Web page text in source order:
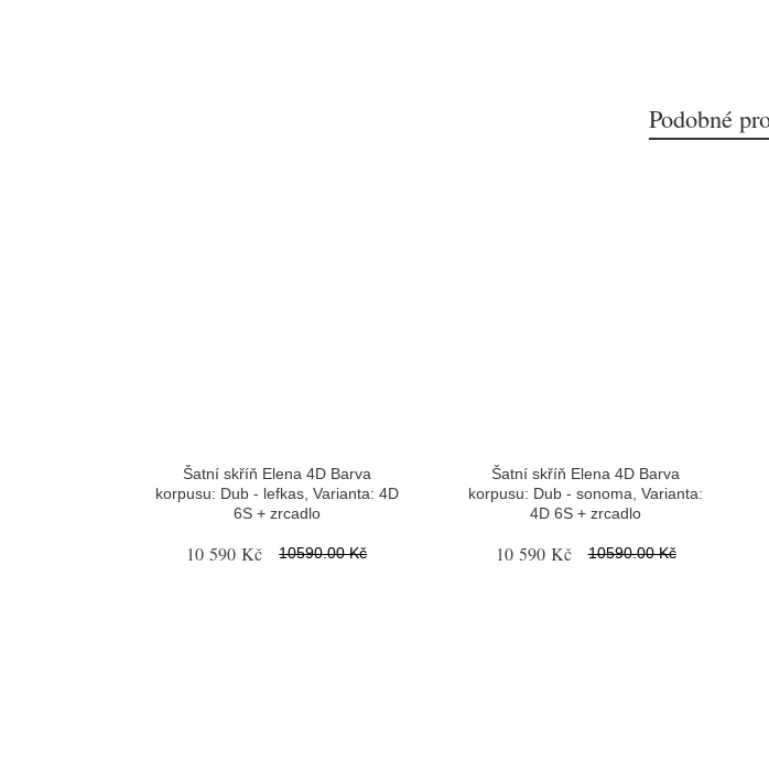
Podobné
Šatní skříň Elena 4D Barva
korpusu: Dub - lefkas, Varianta: 4D
6S + zrcadlo
10 590 Kč 10590.00 Kč
Šatní skříň Elena 4D Barva
korpusu: Dub - sonoma, Varianta:
4D 6S + zrcadlo
10 590 Kč 10590.00 Kč